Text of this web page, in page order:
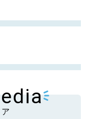
edia